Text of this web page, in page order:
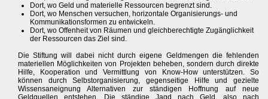
Dort, wo Geld und materielle Ressourcen begrenzt sind.
Dort, wo Menschen versuchen, horizontale Organisierungs- und
Kommunikationsformen zu entwickeln.
Dort, wo Offenheit von Räumen und gleichberechtigte Zugänglichkeit
der Ressourcen das Ziel sind.
Die Stiftung will dabei nicht durch eigene Geldmengen die fehlenden
materiellen Möglichkeiten von Projekten beheben, sondern durch direkte
Hilfe, Kooperation und Vermittlung von Know-How unterstützen. So
können durch Selbstorganisierung, gegenseitige Hilfe und gezielte
Wissensaneignung Alternativen zur ständigen Hoffnung auf neue